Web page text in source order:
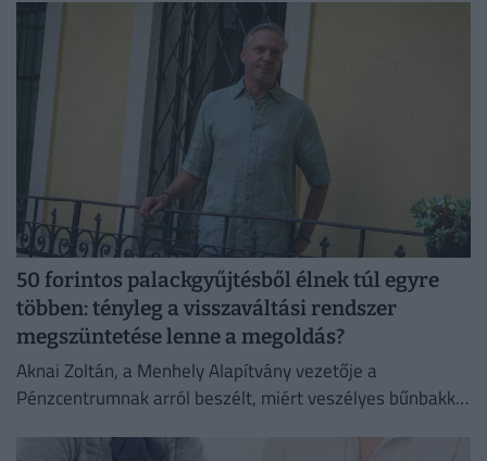
50 forintos palackgyűjtésből élnek túl egyre
többen: tényleg a visszaváltási rendszer
megszüntetése lenne a megoldás?
Aknai Zoltán, a Menhely Alapítvány vezetője a
Pénzcentrumnak arról beszélt, miért veszélyes bűnbakká